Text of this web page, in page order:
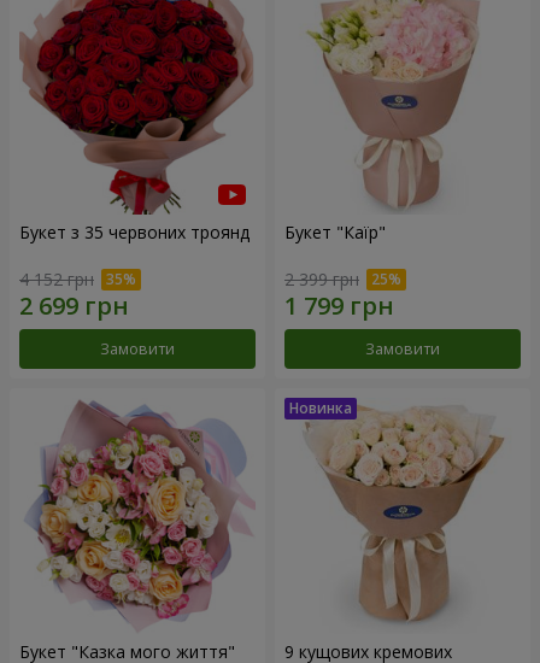
Букет з 35 червоних троянд
4 152 грн
Замовити
Букет "Каїр"
2 399 грн
Замовити
Букет "Казка мого життя" 9 кущових кремових